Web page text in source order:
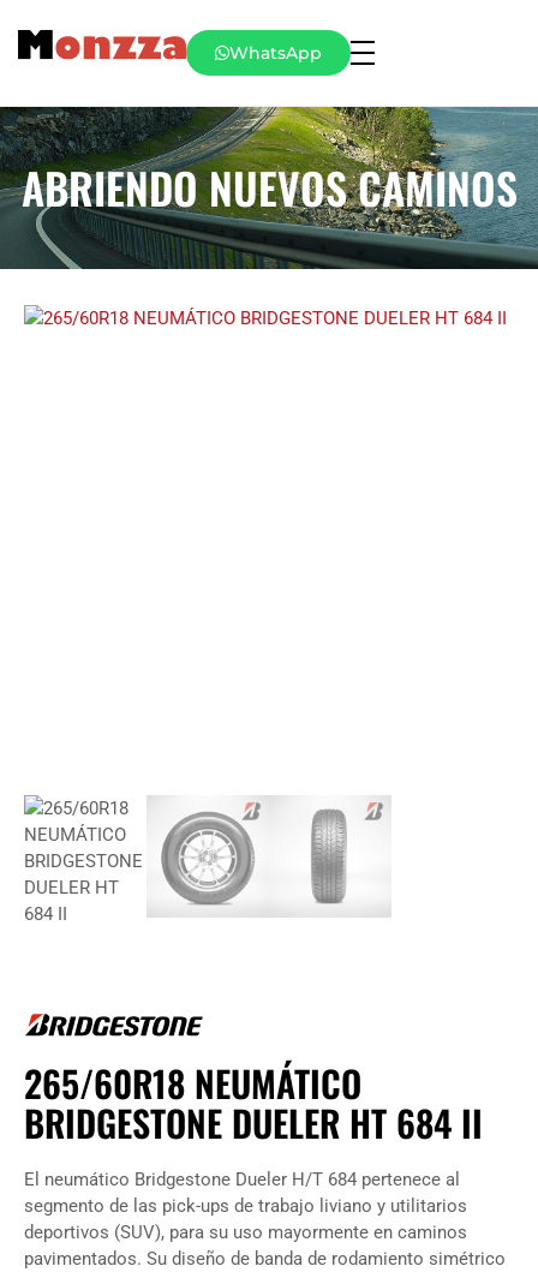
WhatsApp
ABRIENDO NUEVOS CAMINOS
265/60R18 NEUMÁTICO
BRIDGESTONE DUELER HT 684 II
El neumático Bridgestone Dueler H/T 684 pertenece al
segmento de las pick-ups de trabajo liviano y utilitarios
deportivos (SUV), para su uso mayormente en caminos
pavimentados. Su diseño de banda de rodamiento simétrico